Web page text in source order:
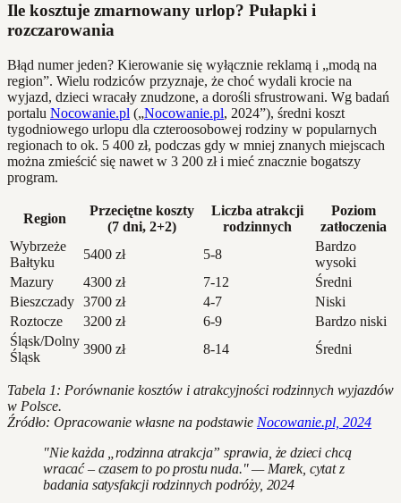
Ile kosztuje zmarnowany urlop? Pułapki i
rozczarowania
Błąd numer jeden? Kierowanie się wyłącznie reklamą i „modą na
region”. Wielu rodziców przyznaje, że choć wydali krocie na
wyjazd, dzieci wracały znudzone, a dorośli sfrustrowani. Wg badań
portalu Nocowanie.pl („Nocowanie.pl, 2024”), średni koszt
tygodniowego urlopu dla czteroosobowej rodziny w popularnych
regionach to ok. 5 400 zł, podczas gdy w mniej znanych miejscach
można zmieścić się nawet w 3 200 zł i mieć znacznie bogatszy
program.
Region
Przeciętne koszty
(7 dni, 2+2)
Liczba atrakcji
rodzinnych
Poziom
zatłoczenia
Wybrzeże
Bałtyku
5400 zł 5-8
Bardzo
wysoki
Mazury
4300 zł 7-12
Średni
Bieszczady 3700 zł 4-7
Niski
Roztocze
3200 zł 6-9
Bardzo niski
Śląsk/Dolny
Śląsk
3900 zł 8-14 Średni
Tabela 1: Porównanie kosztów i atrakcyjności rodzinnych wyjazdów
w Polsce.
Źródło: Opracowanie własne na podstawie Nocowanie.pl, 2024
"Nie każda „rodzinna atrakcja” sprawia, że dzieci chcą
wracać – czasem to po prostu nuda." — Marek, cytat z
badania satysfakcji rodzinnych podróży, 2024